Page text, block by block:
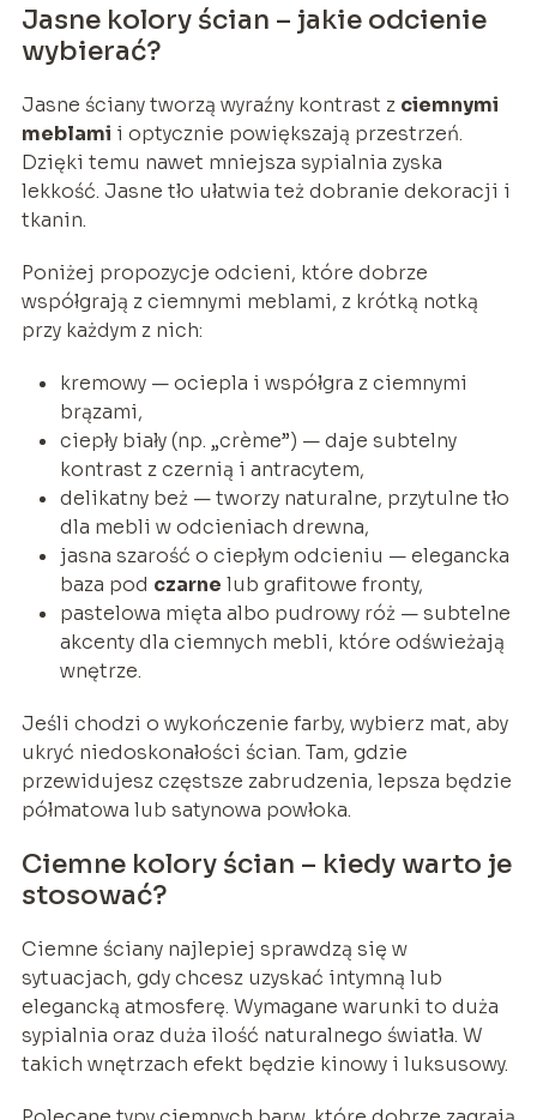
Jasne kolory ścian – jakie odcienie
wybierać?
Jasne ściany tworzą wyraźny kontrast z ciemnymi
meblami i optycznie powiększają przestrzeń.
Dzięki temu nawet mniejsza sypialnia zyska
lekkość. Jasne tło ułatwia też dobranie dekoracji i
tkanin.
Poniżej propozycje odcieni, które dobrze
współgrają z ciemnymi meblami, z krótką notką
przy każdym z nich:
kremowy — ociepla i współgra z ciemnymi
brązami,
ciepły biały (np. „crème”) — daje subtelny
kontrast z czernią i antracytem,
delikatny beż — tworzy naturalne, przytulne tło
dla mebli w odcieniach drewna,
jasna szarość o ciepłym odcieniu — elegancka
baza pod czarne lub grafitowe fronty,
pastelowa mięta albo pudrowy róż — subtelne
akcenty dla ciemnych mebli, które odświeżają
wnętrze.
Jeśli chodzi o wykończenie farby, wybierz mat, aby
ukryć niedoskonałości ścian. Tam, gdzie
przewidujesz częstsze zabrudzenia, lepsza będzie
półmatowa lub satynowa powłoka.
Ciemne kolory ścian – kiedy warto je
stosować?
Ciemne ściany najlepiej sprawdzą się w
sytuacjach, gdy chcesz uzyskać intymną lub
elegancką atmosferę. Wymagane warunki to duża
sypialnia oraz duża ilość naturalnego światła. W
takich wnętrzach efekt będzie kinowy i luksusowy.